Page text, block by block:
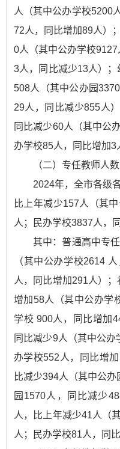
人（其中公办学校5200
72人，同比增加89人）
0人（其中公办学校
3人，同比减少13人）
508人（其中公办园
29人，同比减少855人
同比减少60人（其中公
办学校85人，同比增加3
（二）专任教师人
2024年，全市各级
比上年减少157人（其
人；民办学校3837人，
其中：普通高中专
（其中公办学校2614
人，同比增加291人）
增加58人（其中公办学
学校 900人，同比增加
同比减少9人（其中公
办学校552人，同比增
比减少394人（其中公
园1570人，同比减少
人，比上年减少41人（
人；民办学校81人，同